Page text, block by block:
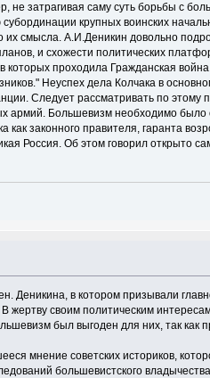
не затрагивая саму суть борьбы с
крупных воинских
смысла. А.И.Деникин довольно
и схожести политических
проходила Гражданская
Неуспех дела Колчака в
Следует рассматривать по этому
армий. Большевизм необходимо было
законного правителя, гаранта
Россия. Об этом говорил открыто
Деникина, в котором призывали
жертву своим политическим
был выгоден для них, так как
мнение советских историков,
большевистского